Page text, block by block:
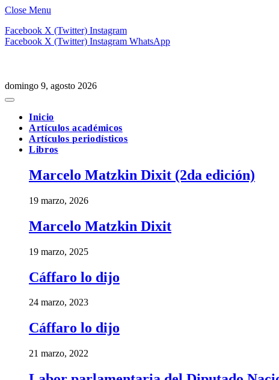
Close Menu
Facebook X (Twitter) Instagram
Facebook X (Twitter) Instagram WhatsApp
domingo 9, agosto 2026
Inicio
Artículos académicos
Artículos periodísticos
Libros
Marcelo Matzkin Dixit (2da edición)
19 marzo, 2026
Marcelo Matzkin Dixit
19 marzo, 2025
Cáffaro lo dijo
24 marzo, 2023
Cáffaro lo dijo
21 marzo, 2022